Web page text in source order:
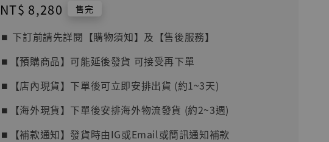
Regular
price
NT$ 8,280 售完
⏹︎ 下訂前請先詳閱【購物須知】及【售後服務】
⏹︎【預購商品】可能延後發貨 可接受再下單
⏹︎【店內現貨】下單後可立即安排出貨 (約1~3天)
⏹︎【海外現貨】下單後安排海外物流發貨 (約2~3週)
⏹︎【補款通知】發貨時由IG或Email或簡訊通知補款